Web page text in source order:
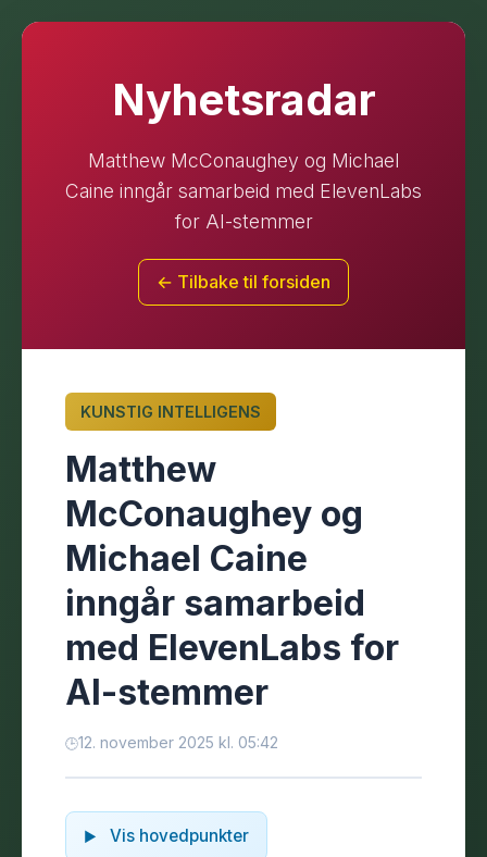
Nyhetsradar
Matthew McConaughey og Michael
Caine inngår samarbeid med ElevenLabs
for AI-stemmer
← Tilbake til forsiden
KUNSTIG INTELLIGENS
Matthew
McConaughey og
Michael Caine
inngår samarbeid
med ElevenLabs for
AI-stemmer
12. november 2025 kl. 05:42
Vis hovedpunkter